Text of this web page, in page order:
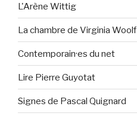
L'Arène Wittig
La chambre de Virginia Woolf
Contemporain·es du net
Lire Pierre Guyotat
Signes de Pascal Quignard